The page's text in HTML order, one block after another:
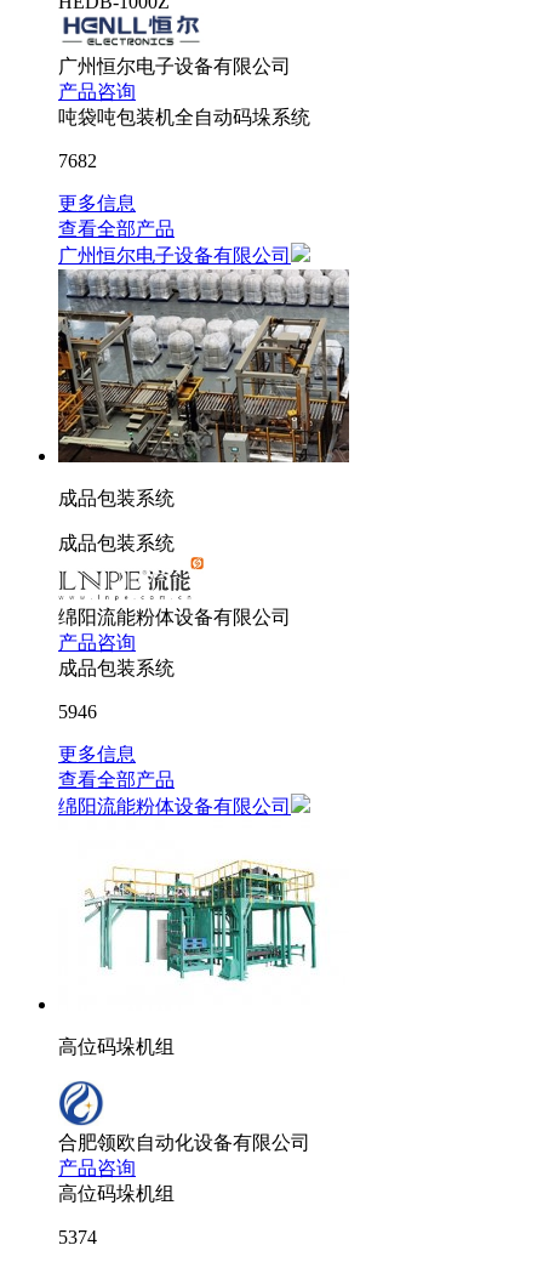
广州恒尔电子设备有限公司
产品咨询
吨袋吨包装机全自动码垛系统
7682
更多信息
查看全部产品
广州恒尔电子设备有限公司
成品包装系统
成品包装系统
绵阳流能粉体设备有限公司
产品咨询
成品包装系统
5946
更多信息
查看全部产品
绵阳流能粉体设备有限公司
高位码垛机组
合肥领欧自动化设备有限公司
产品咨询
高位码垛机组
5374